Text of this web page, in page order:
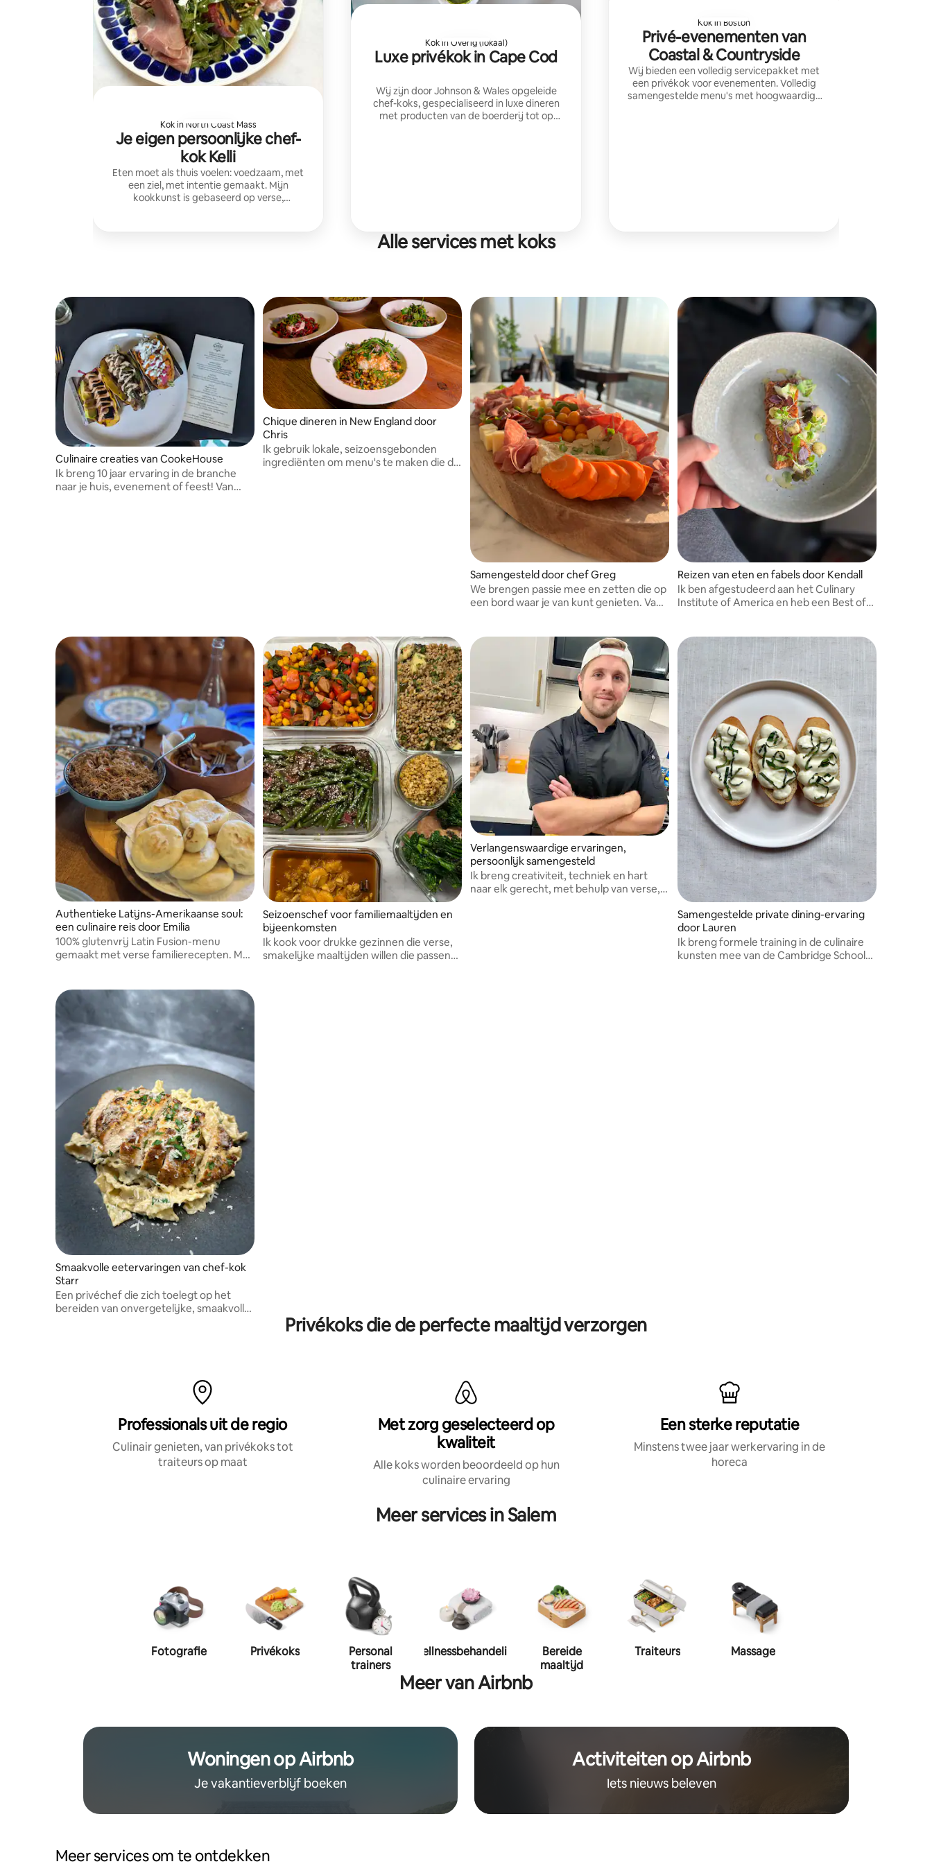
Kok in North Coast Mass
Je eigen persoonlijke chef-
kok Kelli
Eten moet als thuis voelen: voedzaam, met
een ziel, met intentie gemaakt. Mijn
kookkunst is gebaseerd op verse,
eenvoud en diepe smaak benadrukken.
Kok in Overig (lokaal)
Luxe privékok in Cape Cod
Wij zijn door Johnson & Wales opgeleide
chef-koks, gespecialiseerd in luxe dineren
met producten van de boerderij tot op
Kok in Boston
Privé-evenementen van
Coastal & Countryside
Wij bieden een volledig servicepakket met
een privékok voor evenementen. Volledig
samengestelde menu's met hoogwaardige
Alle services met koks
Culinaire creaties van CookeHouse
Ik breng 10 jaar ervaring in de branche
naar je huis, evenement of feest! Van
Chique dineren in New England door
Chris
Ik gebruik lokale, seizoensgebonden
ingrediënten om menu's te maken die de
Samengesteld door chef Greg
We brengen passie mee en zetten die op
een bord waar je van kunt genieten. Van
doen het allemaal.
Reizen van eten en fabels door Kendall
Ik ben afgestudeerd aan het Culinary
Institute of America en heb een Best of
Authentieke Latijns-Amerikaanse soul:
een culinaire reis door Emilia
100% glutenvrij Latin Fusion-menu
gemaakt met verse familierecepten. Met
gemak.
Seizoenschef voor familiemaaltijden en
bijeenkomsten
Ik kook voor drukke gezinnen die verse,
smakelijke maaltijden willen die passen
Verlangenswaardige ervaringen,
persoonlijk samengesteld
Ik breng creativiteit, techniek en hart
naar elk gerecht, met behulp van verse,
Samengestelde private dining-ervaring
door Lauren
Ik breng formele training in de culinaire
kunsten mee van de Cambridge School
Smaakvolle eetervaringen van chef-kok
Starr
Een privéchef die zich toelegt op het
bereiden van onvergetelijke, smaakvolle
Privékoks die de perfecte maaltijd verzorgen
Professionals uit de regio
Culinair genieten, van privékoks tot
traiteurs op maat
Met zorg geselecteerd op
kwaliteit
Alle koks worden beoordeeld op hun
culinaire ervaring
Een sterke reputatie
Minstens twee jaar werkervaring in de
horeca
Meer services in Salem
Fotografie Privékoks
Personal
trainers
Wellnessbehandeling
Bereide
maaltijd
Traiteurs Massage
Meer van Airbnb
Woningen op Airbnb
Je vakantieverblijf boeken
Activiteiten op Airbnb
Iets nieuws beleven
Meer services om te ontdekken